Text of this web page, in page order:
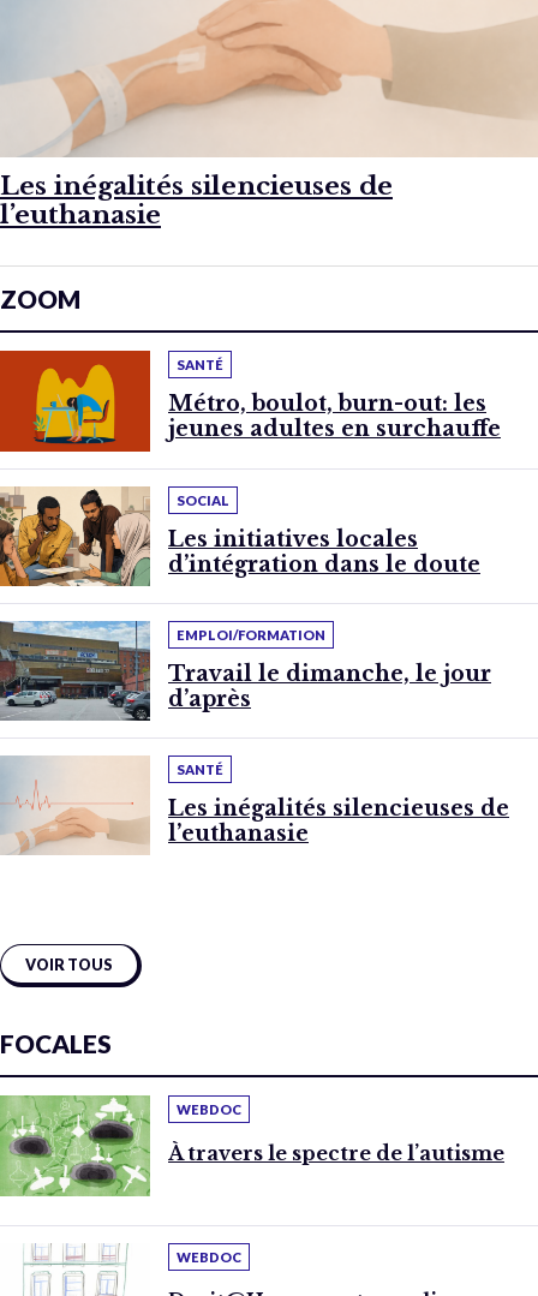
Les inégalités silencieuses de
l’euthanasie
ZOOM
SANTÉ
Métro, boulot, burn-out: les
jeunes adultes en surchauffe
SOCIAL
Les initiatives locales
d’intégration dans le doute
EMPLOI/FORMATION
Travail le dimanche, le jour
d’après
SANTÉ
Les inégalités silencieuses de
l’euthanasie
VOIR TOUS
FOCALES
WEBDOC
À travers le spectre de l’autisme
WEBDOC